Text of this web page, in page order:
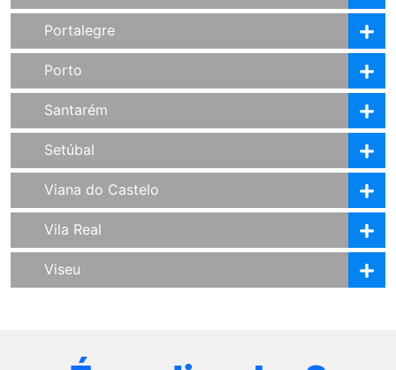
Portalegre
Porto
Santarém
Setúbal
Viana do Castelo
Vila Real
Viseu